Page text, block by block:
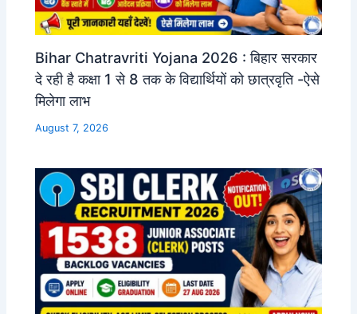
Bihar Chatravriti Yojana 2026 : बिहार सरकार
दे रही है कक्षा 1 से 8 तक के विद्यार्थियों को छात्रवृति -ऐसे
मिलेगा लाभ
August 7, 2026